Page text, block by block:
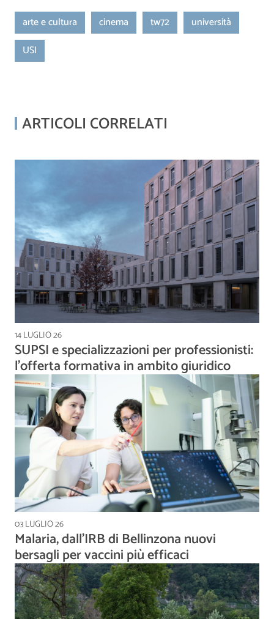
arte e cultura cinema tw72
università
USI
ARTICOLI CORRELATI
14 LUGLIO 26
SUPSI e specializzazioni per professionisti:
l’offerta formativa in ambito giuridico
03 LUGLIO 26
Malaria, dall’IRB di Bellinzona nuovi
bersagli per vaccini più efficaci